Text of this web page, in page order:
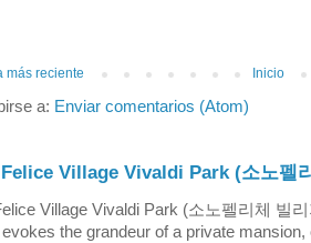
más reciente Inicio
a: Enviar comentarios (Atom)
Village Vivaldi Park (소노펠
Village Vivaldi Park (소노펠리체 빌
the grandeur of a private